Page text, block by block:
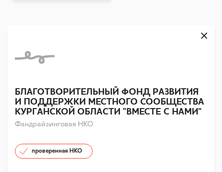
Фандрайзинговая НКО
БЛАГОТВОРИТЕЛЬНЫЙ ФОНД РАЗВИТИЯ
И ПОДДЕРЖКИ МЕСТНОГО СООБЩЕСТВА
КУРГАНСКОЙ ОБЛАСТИ "ВМЕСТЕ С НАМИ"
проверенная НКО